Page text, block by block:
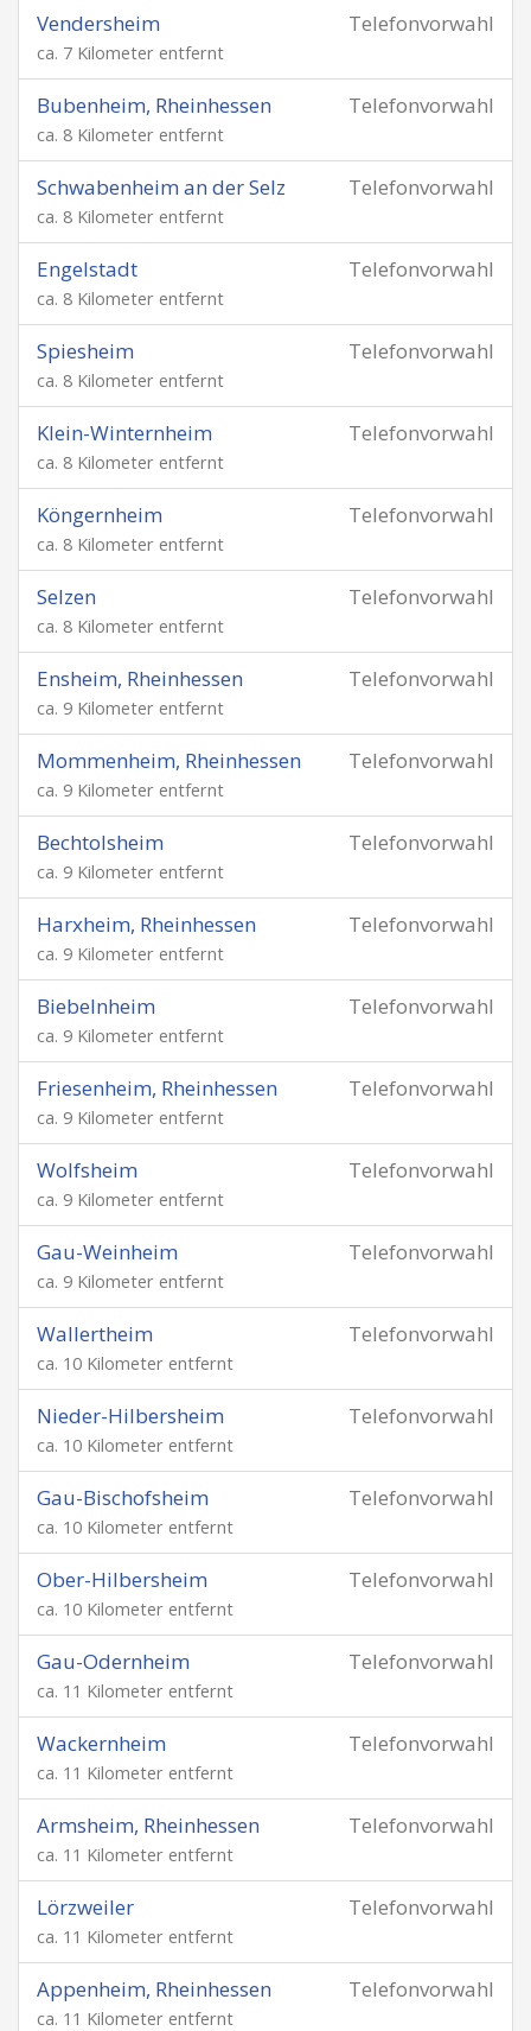
Telefonvorwahl
Vendersheim
ca. 7 Kilometer entfernt
Telefonvorwahl
Bubenheim, Rheinhessen
ca. 8 Kilometer entfernt
Telefonvorwahl
Schwabenheim an der Selz
ca. 8 Kilometer entfernt
Telefonvorwahl
Engelstadt
ca. 8 Kilometer entfernt
Telefonvorwahl
Spiesheim
ca. 8 Kilometer entfernt
Telefonvorwahl
Klein-Winternheim
ca. 8 Kilometer entfernt
Telefonvorwahl
Köngernheim
ca. 8 Kilometer entfernt
Telefonvorwahl
Selzen
ca. 8 Kilometer entfernt
Telefonvorwahl
Ensheim, Rheinhessen
ca. 9 Kilometer entfernt
Telefonvorwahl
Mommenheim, Rheinhessen
ca. 9 Kilometer entfernt
Telefonvorwahl
Bechtolsheim
ca. 9 Kilometer entfernt
Telefonvorwahl
Harxheim, Rheinhessen
ca. 9 Kilometer entfernt
Telefonvorwahl
Biebelnheim
ca. 9 Kilometer entfernt
Telefonvorwahl
Friesenheim, Rheinhessen
ca. 9 Kilometer entfernt
Telefonvorwahl
Wolfsheim
ca. 9 Kilometer entfernt
Telefonvorwahl
Gau-Weinheim
ca. 9 Kilometer entfernt
Telefonvorwahl
Wallertheim
ca. 10 Kilometer entfernt
Telefonvorwahl
Nieder-Hilbersheim
ca. 10 Kilometer entfernt
Telefonvorwahl
Gau-Bischofsheim
ca. 10 Kilometer entfernt
Telefonvorwahl
Ober-Hilbersheim
ca. 10 Kilometer entfernt
Telefonvorwahl
Gau-Odernheim
ca. 11 Kilometer entfernt
Telefonvorwahl
Wackernheim
ca. 11 Kilometer entfernt
Telefonvorwahl
Armsheim, Rheinhessen
ca. 11 Kilometer entfernt
Telefonvorwahl
Lörzweiler
ca. 11 Kilometer entfernt
Telefonvorwahl
Appenheim, Rheinhessen
ca. 11 Kilometer entfernt